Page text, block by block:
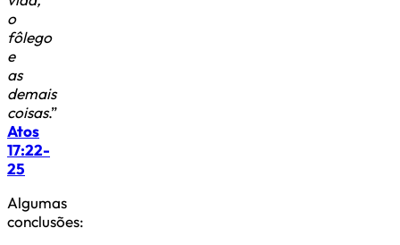
o
fôlego
e
as
demais
coisas.”
Atos
17:22-
25
Algumas
conclusões: